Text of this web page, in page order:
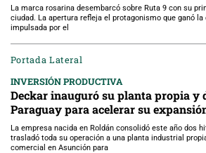
La marca rosarina desembarcó sobre Ruta 9 con su
ciudad. La apertura refleja el protagonismo que ganó la
impulsada por el
Portada Lateral
INVERSIÓN PRODUCTIVA
Deckar inauguró su planta propia y
Paraguay para acelerar su
La empresa nacida en Roldán consolidó este año dos
trasladó toda su operación a una planta industrial
comercial en Asunción para